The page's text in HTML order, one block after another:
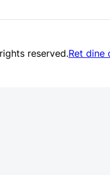
reserved.Ret dine